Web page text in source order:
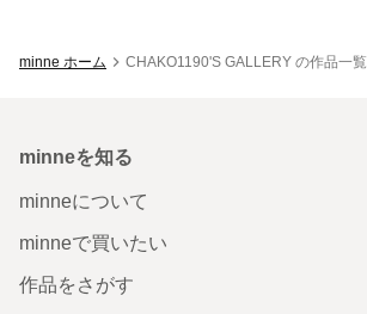
minne ホーム CHAKO1190'S GALLERY の作品一覧
minneを知る
minneについて
minneで買いたい
作品をさがす